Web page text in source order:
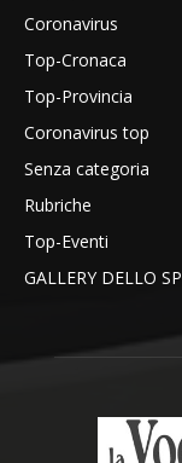
Coronavirus
Top-Cronaca
Top-Provincia
Coronavirus top
Senza categoria
Rubriche
Top-Eventi
GALLERY DELLO